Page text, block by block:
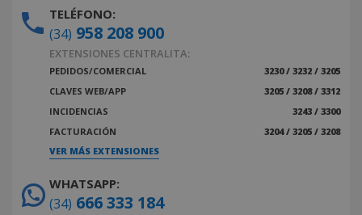
TELÉFONO:
(34) 958 208 900
EXTENSIONES CENTRALITA:
PEDIDOS/COMERCIAL
3230 / 3232 / 3205
CLAVES WEB/APP
3205 / 3208 / 3312
INCIDENCIAS
3243 / 3300
FACTURACIÓN
3204 / 3205 / 3208
VER MÁS EXTENSIONES
WHATSAPP:
(34) 666 333 184